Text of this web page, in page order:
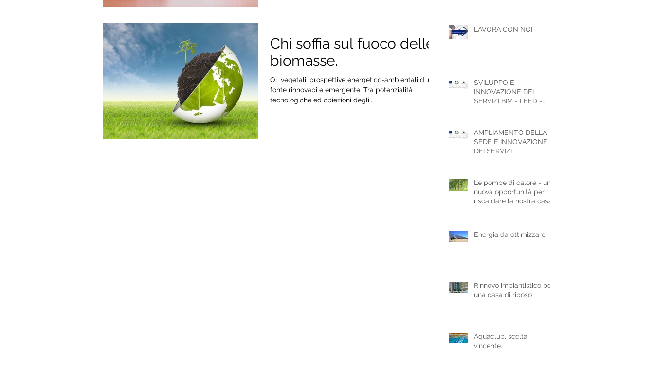
Chi soffia sul fuoco delle
biomasse.
Oli vegetali: prospettive energetico-ambientali di una
fonte rinnovabile emergente. Tra potenzialità
tecnologiche ed obiezioni degli...
LAVORA CON NOI
SVILUPPO E
INNOVAZIONE DEI
SERVIZI BIM - LEED -
AMPLIAMENTO DELLA
SEDE E INNOVAZIONE
DEI SERVIZI
Le pompe di calore - una
nuova opportunità per
riscaldare la nostra casa
Energia da ottimizzare
Rinnovo impiantistico per
una casa di riposo
Aquaclub, scelta
vincente.